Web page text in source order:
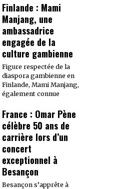
Finlande : Mami
Manjang, une
ambassadrice
engagée de la
culture gambienne
Figure respectée de la
diaspora gambienne en
Finlande, Mami Manjang,
également connue
France : Omar Pène
célèbre 50 ans de
carrière lors d’un
concert
exceptionnel à
Besançon
Besançon s’apprête à